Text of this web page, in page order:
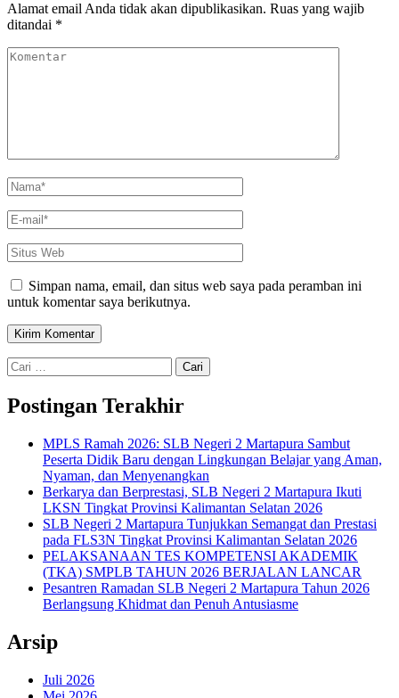
Alamat email Anda tidak akan dipublikasikan. Ruas yang wajib
ditandai *
Komentar
Nama*
E-
mail*
Situs
Web
Simpan nama, email, dan situs web saya pada peramban ini
untuk komentar saya berikutnya.
Cari
untuk:
Postingan Terakhir
MPLS Ramah 2026: SLB Negeri 2 Martapura Sambut
Peserta Didik Baru dengan Lingkungan Belajar yang Aman,
Nyaman, dan Menyenangkan
Berkarya dan Berprestasi, SLB Negeri 2 Martapura Ikuti
LKSN Tingkat Provinsi Kalimantan Selatan 2026
SLB Negeri 2 Martapura Tunjukkan Semangat dan Prestasi
pada FLS3N Tingkat Provinsi Kalimantan Selatan 2026
PELAKSANAAN TES KOMPETENSI AKADEMIK
(TKA) SMPLB TAHUN 2026 BERJALAN LANCAR
Pesantren Ramadan SLB Negeri 2 Martapura Tahun 2026
Berlangsung Khidmat dan Penuh Antusiasme
Arsip
Juli 2026